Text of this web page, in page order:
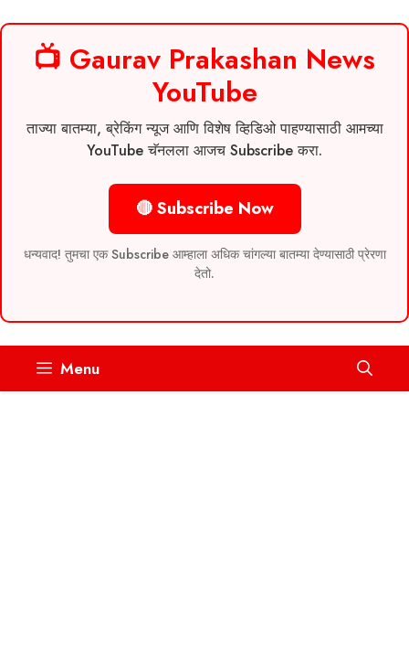
📺 Gaurav Prakashan News
YouTube
ताज्या बातम्या, ब्रेकिंग न्यूज आणि विशेष व्हिडिओ पाहण्यासाठी आमच्या
YouTube चॅनलला आजच Subscribe करा.
🔴 Subscribe Now
धन्यवाद! तुमचा एक Subscribe आम्हाला अधिक चांगल्या बातम्या देण्यासाठी प्रेरणा
देतो.
Menu